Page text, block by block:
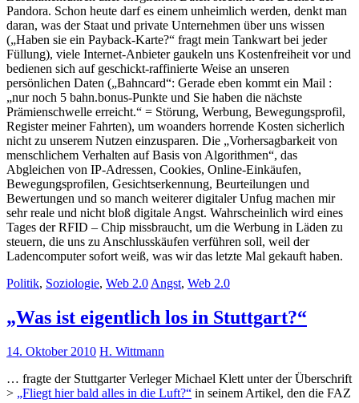
Pandora. Schon heute darf es einem unheimlich werden, denkt man
daran, was der Staat und private Unternehmen über uns wissen
(„Haben sie ein Payback-Karte?“ fragt mein Tankwart bei jeder
Füllung), viele Internet-Anbieter gaukeln uns Kostenfreiheit vor und
bedienen sich auf geschickt-raffinierte Weise an unseren
persönlichen Daten („Bahncard“: Gerade eben kommt ein Mail :
„nur noch 5 bahn.bonus-Punkte und Sie haben die nächste
Prämienschwelle erreicht.“ = Störung, Werbung, Bewegungsprofil,
Register meiner Fahrten), um woanders horrende Kosten sicherlich
nicht zu unserem Nutzen einzusparen. Die „Vorhersagbarkeit von
menschlichem Verhalten auf Basis von Algorithmen“, das
Abgleichen von IP-Adressen, Cookies, Online-Einkäufen,
Bewegungsprofilen, Gesichtserkennung, Beurteilungen und
Bewertungen und so manch weiterer digitaler Unfug machen mir
sehr reale und nicht bloß digitale Angst. Wahrscheinlich wird eines
Tages der RFID – Chip missbraucht, um die Werbung in Läden zu
steuern, die uns zu Anschlusskäufen verführen soll, weil der
Ladencomputer sofort weiß, was wir das letzte Mal gekauft haben.
Politik, Soziologie, Web 2.0 Angst, Web 2.0
„Was ist eigentlich los in Stuttgart?“
14. Oktober 2010 H. Wittmann
… fragte der Stuttgarter Verleger Michael Klett unter der Überschrift
> „Fliegt hier bald alles in die Luft?“ in seinem Artikel, den die FAZ